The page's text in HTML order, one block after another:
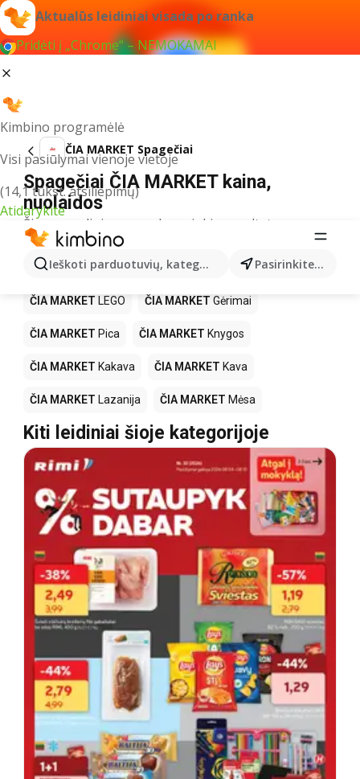
Aktualūs leidiniai visada po ranka
Pridėti į „Chrome“ – NEMOKAMAI
Kimbino programėlė
Visi pasiūlymai vienoje vietoje
(14,1 tūkst. atsiliepimų)
Atidarykite
Ieškoti parduotuvių, kategorijų, produktų... Pasirinkite miestą
ČIA MARKET Spagečiai
Spagečiai ČIA MARKET kaina,
nuolaidos
Šiuo pavadinimu neradome jokių rezultatų
Kiti produktai parduotuvėse ČIA
MARKET
ČIA MARKET LEGO ČIA MARKET Gėrimai
ČIA MARKET Pica ČIA MARKET Knygos
ČIA MARKET Kakava ČIA MARKET Kava
ČIA MARKET Lazanija ČIA MARKET Mėsa
Kiti leidiniai šioje kategorijoje